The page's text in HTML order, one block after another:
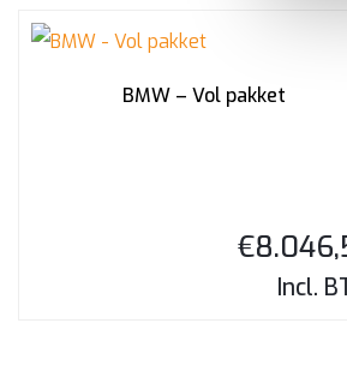
BMW – Vol pakket
€
Incl.